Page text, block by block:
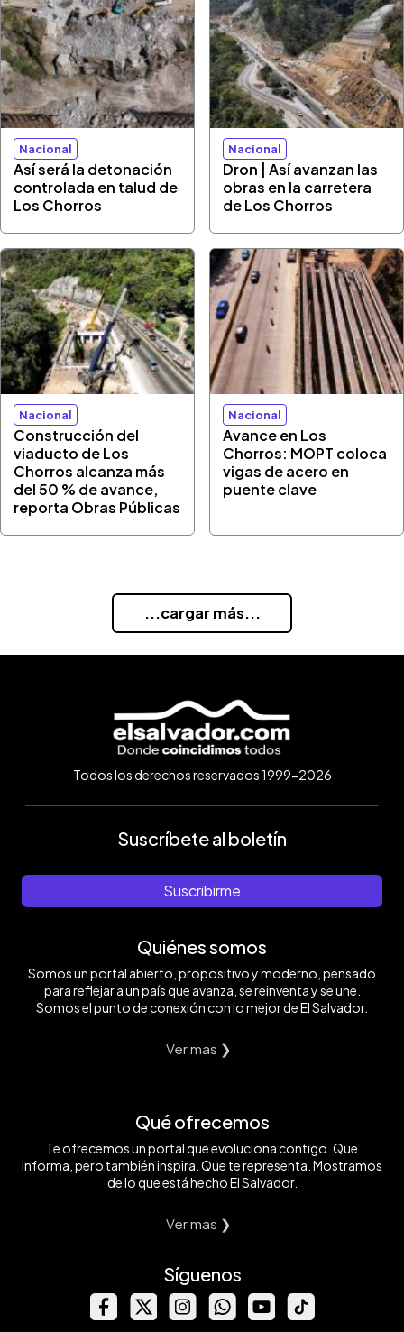
Nacional
Así será la detonación
controlada en talud de
Los Chorros
Nacional
Dron | Así avanzan las
obras en la carretera
de Los Chorros
Nacional
Construcción del
viaducto de Los
Chorros alcanza más
del 50 % de avance,
reporta Obras Públicas
Nacional
Avance en Los
Chorros: MOPT coloca
vigas de acero en
puente clave
...cargar más...
Todos los derechos reservados 1999-2026
Suscríbete al boletín
Suscribirme
Quiénes somos
Somos un portal abierto, propositivo y moderno, pensado
para reflejar a un país que avanza, se reinventa y se une.
Somos el punto de conexión con lo mejor de El Salvador.
Ver mas ❯
Qué ofrecemos
Te ofrecemos un portal que evoluciona contigo. Que
informa, pero también inspira. Que te representa. Mostramos
de lo que está hecho El Salvador.
Ver mas ❯
Síguenos